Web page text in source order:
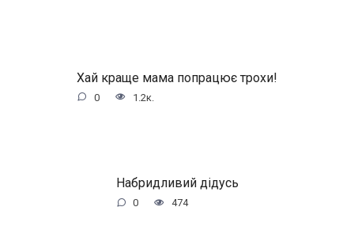
Хай краще мама попрацює трохи!
0 1.2к.
Набридливий дідусь
0 474